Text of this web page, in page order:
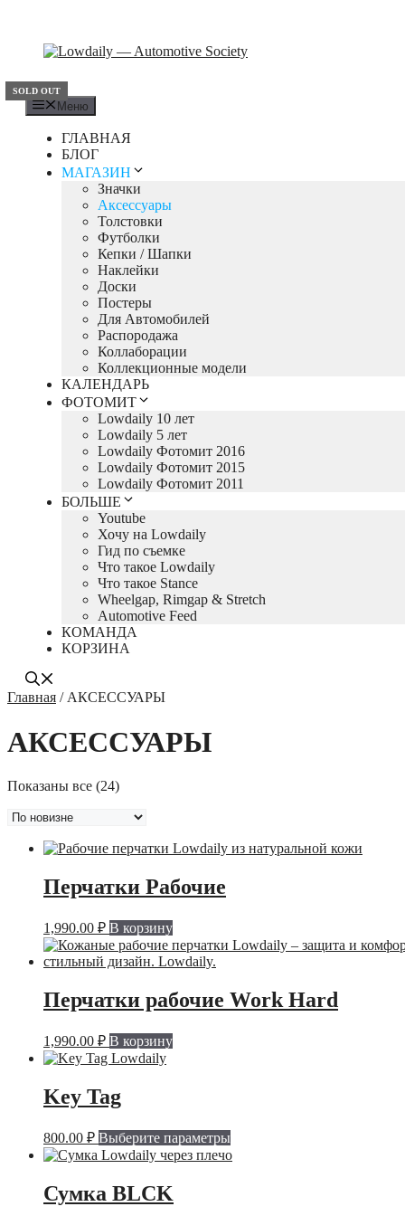
содержимому
Меню
ГЛАВНАЯ
БЛОГ
МАГАЗИН
Значки
Аксессуары
Толстовки
Футболки
Кепки / Шапки
Наклейки
Доски
Постеры
Для Автомобилей
Распородажа
Коллаборации
Коллекционные модели
КАЛЕНДАРЬ
ФОТОМИТ
Lowdaily 10 лет
Lowdaily 5 лет
Lowdaily Фотомит 2016
Lowdaily Фотомит 2015
Lowdaily Фотомит 2011
БОЛЬШЕ
Youtube
Хочу на Lowdaily
Гид по съемке
Что такое Lowdaily
Что такое Stance
Wheelgap, Rimgap & Stretch
Automotive Feed
КОМАНДА
КОРЗИНА
Главная / АКСЕССУАРЫ
АКСЕССУАРЫ
Показаны все (24)Сортировка:
недавние
Перчатки Рабочие
1,990.00 ₽ В корзину
Перчатки рабочие Work Hard
1,990.00 ₽ В корзину
Key Tag
800.00 ₽ Выберите параметрыЭтот
товар
имеет
Сумка BLCK
SOLD OUT
SOLD OUT
SOLD OUT